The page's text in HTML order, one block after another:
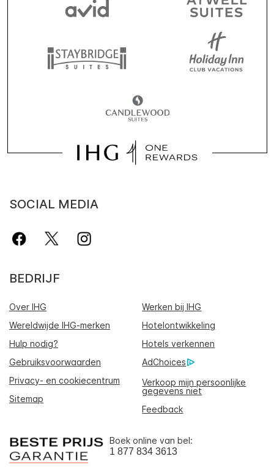
SOCIAL MEDIA
BEDRIJF
Over IHG
Werken bij IHG
Wereldwijde IHG-merken
Hotelontwikkeling
Hulp nodig?
Hotels verkennen
Gebruiksvoorwaarden
AdChoices
Privacy- en cookiecentrum
Verkoop mijn persoonlijke
gegevens niet
Sitemap
Feedback
Boek online van bel:
1 877 834 3613